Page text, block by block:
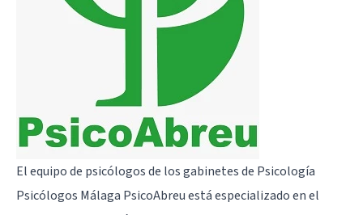
El equipo de psicólogos de los gabinetes de Psicología
Psicólogos Málaga PsicoAbreuestá especializado en el